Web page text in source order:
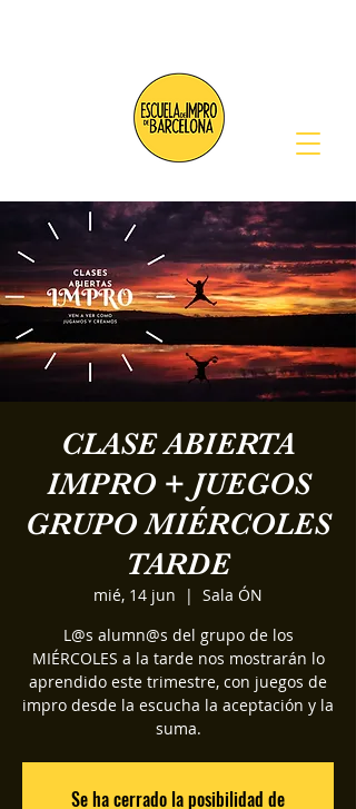
CLASE ABIERTA
IMPRO + JUEGOS
GRUPO MIÉRCOLES
TARDE
mié, 14 jun
  |
Sala ÓN
L@s alumn@s del grupo de los
MIÉRCOLES a la tarde nos mostrarán lo
aprendido este trimestre, con juegos de
impro desde la escucha la aceptación y la
suma.
Se ha cerrado la posibilidad de